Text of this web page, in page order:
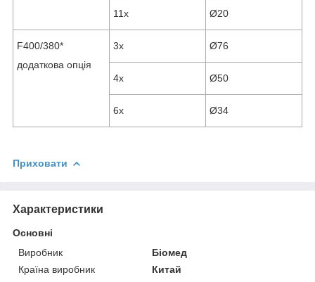
11x Ø20
F400/380*
додаткова опція
3x Ø76
4x Ø50
6x Ø34
Приховати
Характеристики
Основні
Виробник
Біомед
Країна виробник
Китай